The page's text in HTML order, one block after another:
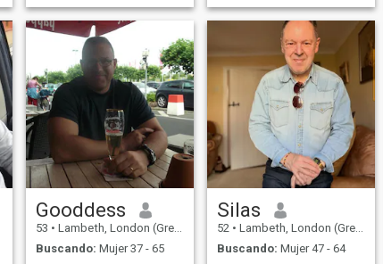
heritage is English, Scots
and Ru
Gooddess
53 • Lambeth, London (Greater), Reino Unido
Buscando: Mujer 37 - 65
Silas
52 • Lambeth, London (Greater), Reino Unido
Buscando: Mujer 47 - 64